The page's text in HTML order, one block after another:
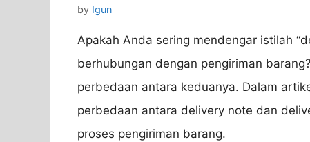
by Igun
Apakah Anda sering mendengar istilah
berhubungan dengan pengiriman
perbedaan antara keduanya. Dalam
perbedaan antara delivery note dan
proses pengiriman barang.